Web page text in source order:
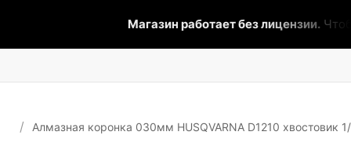
Магазин работает без лицензии.Чтобы
Алмазная коронка 030мм HUSQVARNA D1210 хвостовик